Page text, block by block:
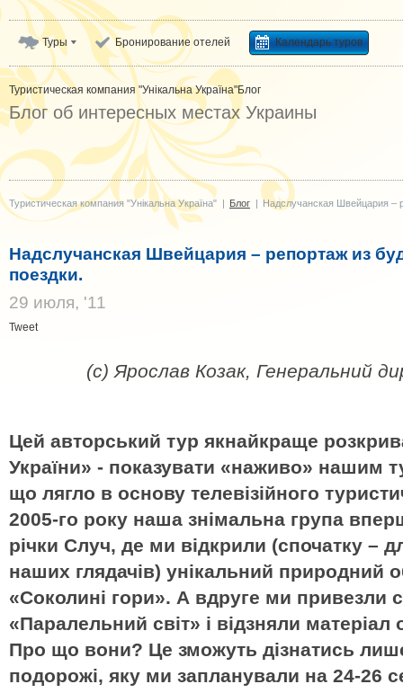
Туры Бронирование отелей Календарь туров
Туристическая компания "Унікальна Україна"Блог
Блог об интересных местах Украины
Туристическая компания "Унікальна Україна" | Блог | Надслучанская Швейцария –
Надслучанская Швейцария – репортаж из
поездки.
29 июля, '11
Tweet
(с) Ярослав Козак, Генеральний
Цей авторський тур якнайкраще
України» - показувати «наживо» нашим
що лягло в основу телевізійного
2005-го року наша знімальна група
річки Случ, де ми відкрили (спочатку –
наших глядачів) унікальний природний
«Соколині гори». А вдруге ми привезли
«Паралельний світ» і відзняли
Про що вони? Це зможуть дізнатись
подорожі, яку ми запланували на 24-26